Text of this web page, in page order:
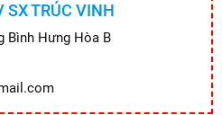
SX TRÚC VINH
Bình Hưng Hòa B